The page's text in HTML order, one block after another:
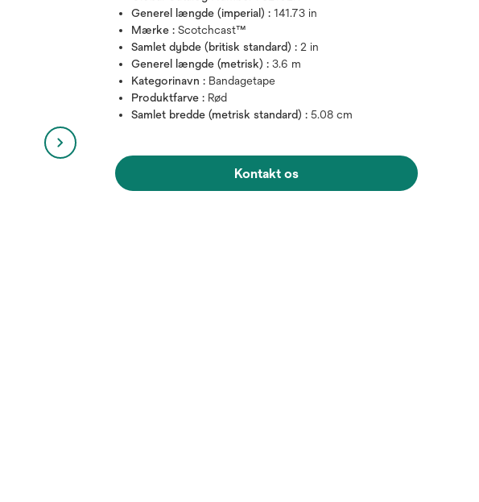
Generel længde (imperial) :141.73 in
Mærke :Scotchcast™
Samlet dybde (britisk standard) :2 in
Generel længde (metrisk) :3.6 m
Kategorinavn : Bandagetape
Produktfarve : Rød
Samlet bredde (metrisk standard) :5.08 cm
Kontakt os